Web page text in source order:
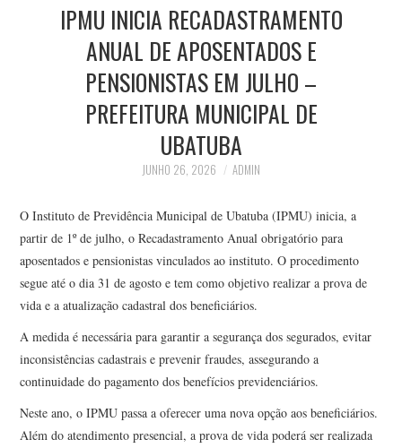
IPMU INICIA RECADASTRAMENTO
ANUAL DE APOSENTADOS E
PENSIONISTAS EM JULHO –
PREFEITURA MUNICIPAL DE
UBATUBA
JUNHO 26, 2026 ADMIN
O Instituto de Previdência Municipal de Ubatuba (IPMU) inicia, a
partir de 1º de julho, o Recadastramento Anual obrigatório para
aposentados e pensionistas vinculados ao instituto. O procedimento
segue até o dia 31 de agosto e tem como objetivo realizar a prova de
vida e a atualização cadastral dos beneficiários.
A medida é necessária para garantir a segurança dos segurados, evitar
inconsistências cadastrais e prevenir fraudes, assegurando a
continuidade do pagamento dos benefícios previdenciários.
Neste ano, o IPMU passa a oferecer uma nova opção aos beneficiários.
Além do atendimento presencial, a prova de vida poderá ser realizada